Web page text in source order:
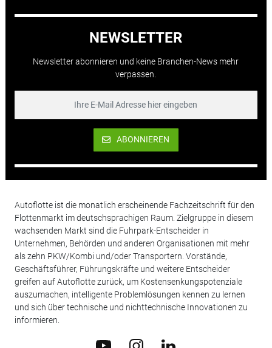
NEWSLETTER
Newsletter abonnieren und keine Branchen-News mehr
verpassen.
ABONNIEREN
Autoflotte ist die monatlich erscheinende Fachzeitschrift für den
Flottenmarkt im deutschsprachigen Raum. Zielgruppe in diesem
wachsenden Markt sind die Fuhrpark-Entscheider in
Unternehmen, Behörden und anderen Organisationen mit mehr
als zehn PKW/Kombi und/oder Transportern. Vorstände,
Geschäftsführer, Führungskräfte und weitere Entscheider
greifen auf Autoflotte zurück, um Kostensenkungspotenziale
auszumachen, intelligente Problemlösungen kennen zu lernen
und sich über technische und nichttechnische Innovationen zu
informieren.